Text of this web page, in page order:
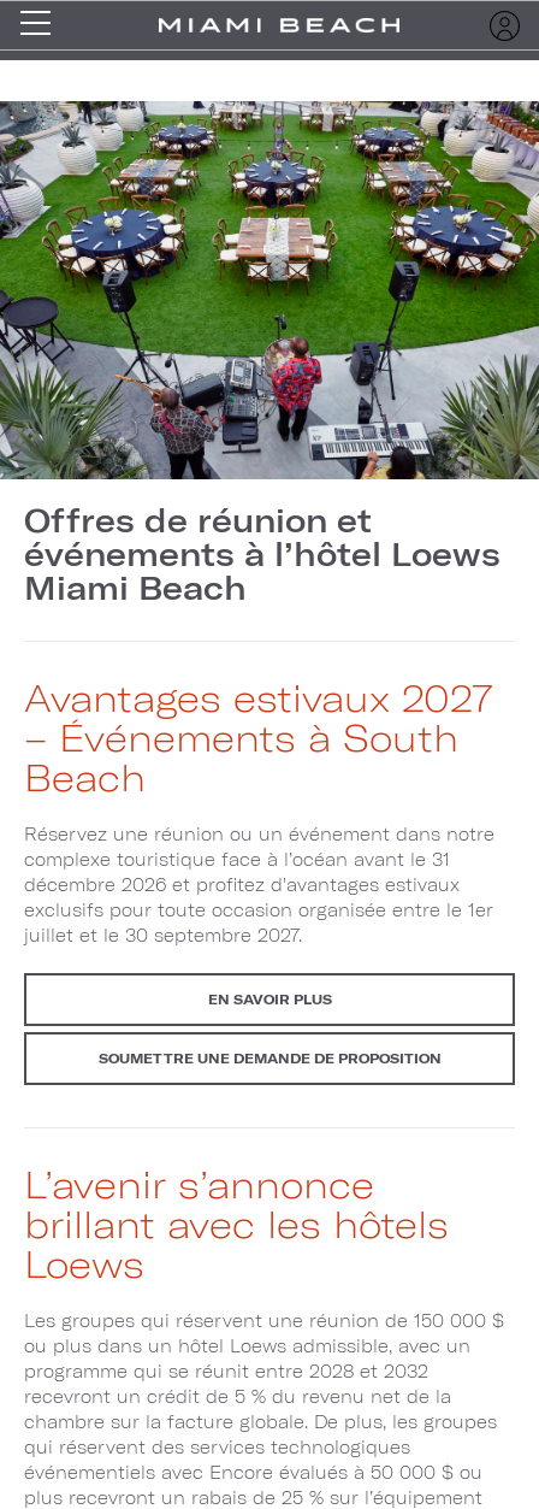
Offres de réunion et
événements à l’hôtel Loews
Miami Beach
Avantages estivaux 2027
– Événements à South
Beach
Réservez une réunion ou un événement dans notre
complexe touristique face à l’océan avant le 31
décembre 2026 et profitez d'avantages estivaux
exclusifs pour toute occasion organisée entre le 1er
juillet et le 30 septembre 2027.
EN SAVOIR PLUS
SOUMETTRE UNE DEMANDE DE PROPOSITION
L’avenir s’annonce
brillant avec les hôtels
Loews
Les groupes qui réservent une réunion de 150 000 $
ou plus dans un hôtel Loews admissible, avec un
programme qui se réunit entre 2028 et 2032
recevront un crédit de 5 % du revenu net de la
chambre sur la facture globale. De plus, les groupes
qui réservent des services technologiques
événementiels avec Encore évalués à 50 000 $ ou
plus recevront un rabais de 25 % sur l’équipement